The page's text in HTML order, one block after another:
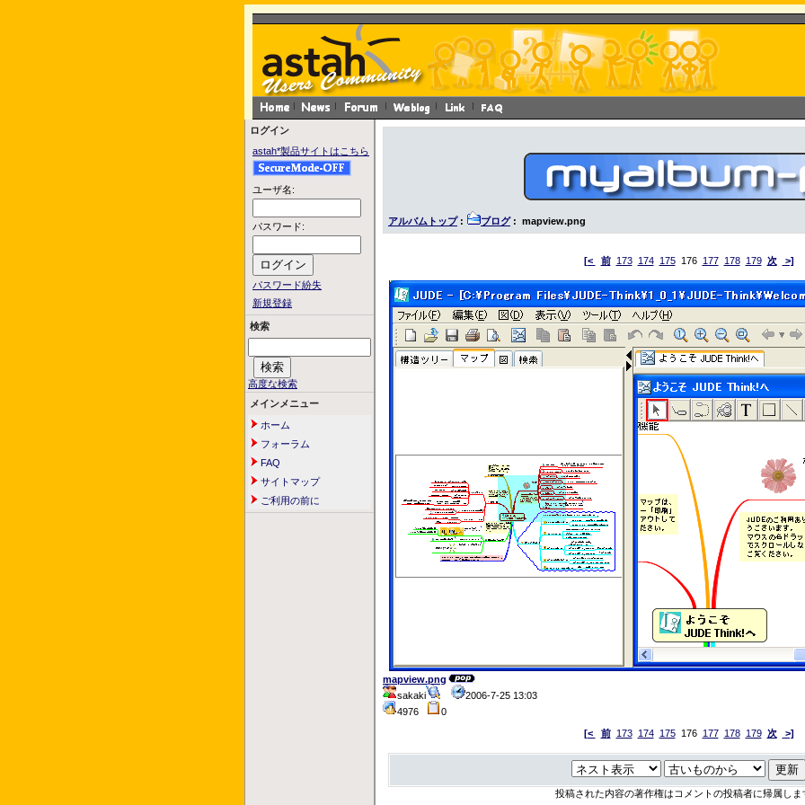
ログイン
astah*製品サイトはこちら
ユーザ名:
パスワード:
パスワード紛失
新規登録
検索
高度な検索
メインメニュー
ホーム
フォーラム
FAQ
サイトマップ
ご利用の前に
アルバムトップ: ブログ: mapview.png
[< 前 173 174 175176 177 178 179 次 >]
mapview.png
sakaki
2006-7-25 13:03
4976
0
[<
前 173 174 175176 177 178 179 次 >]
投稿された内容の著作権はコメントの投稿者に帰属しま